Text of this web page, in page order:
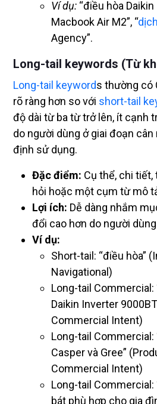
Ví dụ: “điều hòa
Macbook Air M2”, “
Agency”.
Long-tail keywords (Từ
Long-tail keywords thường có
rõ ràng hơn so với short-tail
độ dài từ ba từ trở lên, ít cạnh
do người dùng ở giai đoạn
định sử dụng.
Đặc điểm: Cụ thể, chi
hỏi hoặc một cụm từ mô
Lợi ích: Dễ dàng nhắm
đổi cao hơn do người
Ví dụ:
Short-tail: “điều hòa”
Navigational)
Long-tail Commercial:
Daikin Inverter
Commercial Intent)
Long-tail Commercial:
Casper và Gree”
Commercial Intent)
Long-tail
bát phù hợp cho gia